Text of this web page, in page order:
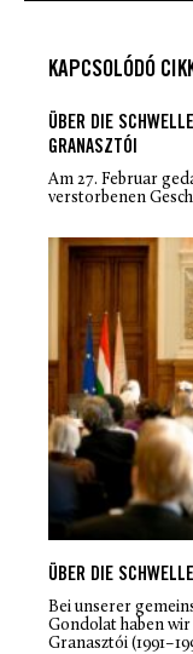
KAPCSOLÓDÓ
ÜBER DIE
GRANASZTÓI
Am 27. Februar
verstorbenen
ÜBER DIE SCHWELLE
Bei unserer
Gondolat haben
Granasztói